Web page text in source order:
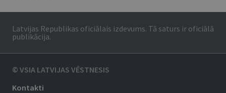
Latvijas Republikas oficiālais izdevums. Tā saturs ir oficiālā
publikācija.
© VSIA LATVIJAS VĒSTNESIS
Kontakti